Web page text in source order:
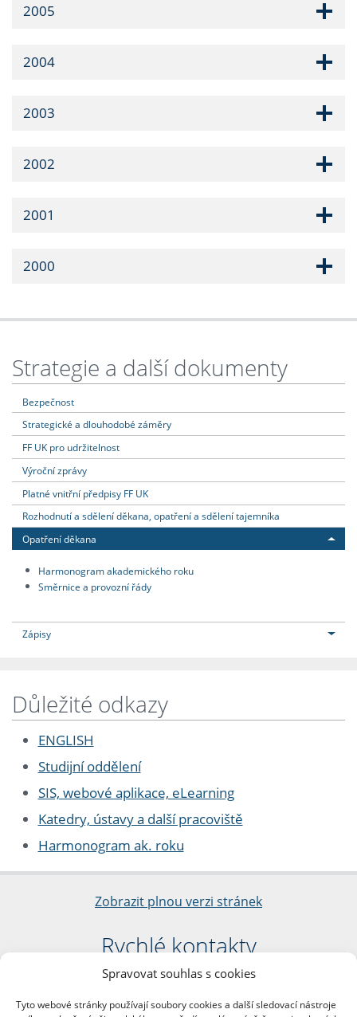
Spravovat souhlas s cookies
Tyto webové stránky používají soubory cookies a další sledovací nástroje
2005
2004
2003
2002
2001
2000
Strategie a další dokumenty
Bezpečnost
Strategické a dlouhodobé záměry
FF UK pro udržitelnost
Výroční zprávy
Platné vnitřní předpisy FF UK
Rozhodnutí a sdělení děkana, opatření a sdělení tajemníka
Opatření děkana
Harmonogram akademického roku
Směrnice a provozní řády
Zápisy
Důležité odkazy
ENGLISH
Studijní oddělení
SIS, webové aplikace, eLearning
Katedry, ústavy a další pracoviště
Harmonogram ak. roku
Zobrazit plnou verzi stránek
Rychlé kontakty
Filozofická fakulta
nám. Jana Palacha 1/2